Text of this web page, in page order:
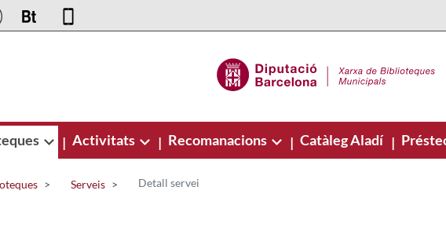
| Activitats | Recomanacions | Catàleg Aladí |
Serveis Detall servei